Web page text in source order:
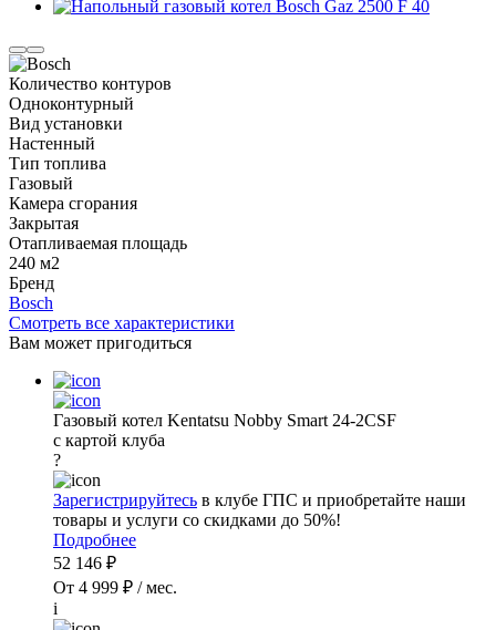
Количество контуров
Одноконтурный
Вид установки
Настенный
Тип топлива
Газовый
Камера сгорания
Закрытая
Отапливаемая площадь
240 м2
Бренд
Bosch
Смотреть все характеристики
Вам может пригодиться
Газовый котел Kentatsu Nobby Smart 24-2CSF
с картой клуба
?
Зарегистрируйтесь в клубе ГПС и приобретайте наши
товары и услуги со скидками до 50%!
Подробнее
52 146 ₽
От 4 999 ₽ / мес.
i